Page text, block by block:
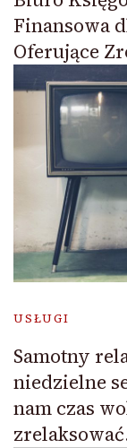
Finansowa
Oferujące
USŁUGI
Samotny
niedzielne
nam czas